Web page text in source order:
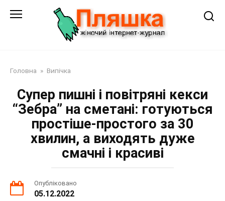
Головна » Випічка
Супер пишні і повітряні кекси
“Зебра” на сметані: готуються
простіше-простого за 30
хвилин, а виходять дуже
смачні і красиві
Опубліковано
05.12.2022